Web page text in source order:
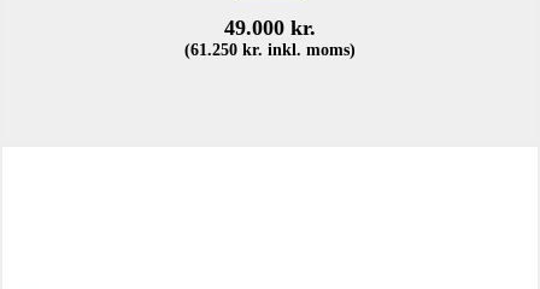
49.000 kr.
(61.250 kr. inkl. moms)